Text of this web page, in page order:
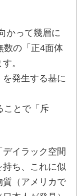
かって幾層に
数の「正4面体
。
発生する基に
ことで「斥
イラック空間
持ち、これに似
質（アメリカで